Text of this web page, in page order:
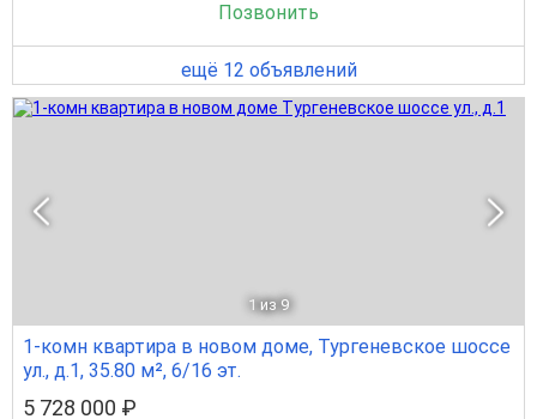
Позвонить
ещё 12 объявлений
1 из 9
1-комн квартира в новом доме, Тургеневское шоссе
ул., д.1, 35.80 м², 6/16 эт.
5 728 000 ₽